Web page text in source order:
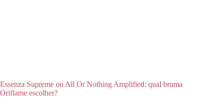
Essenza Supreme ou All Or Nothing Amplified: qual bruma
Oriflame escolher?